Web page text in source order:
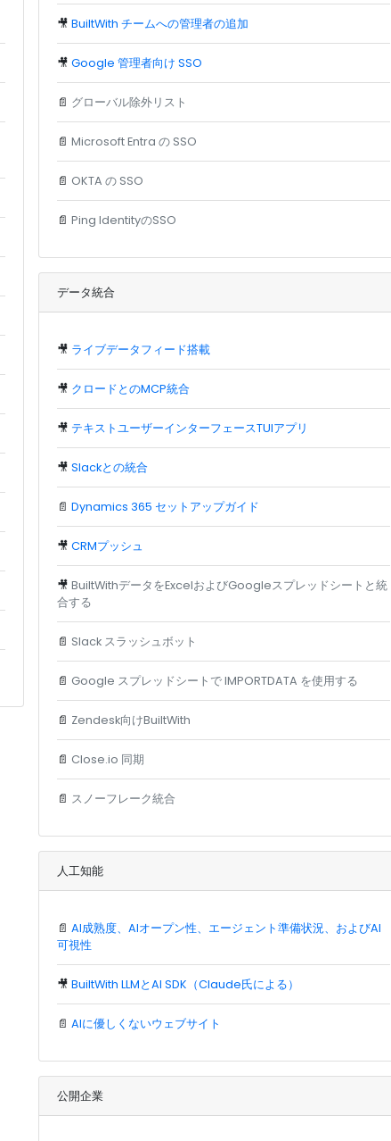
🎥BuiltWith チームへの管理者の追加
🎥Google 管理者向け SSO
📄 グローバル除外リスト
📄Microsoft Entra の SSO
📄 OKTA の SSO
📄Ping IdentityのSSO
データ統合
🎥 ライブデータフィード搭載
🎥 クロードとのMCP統合
🎥 テキストユーザーインターフェースTUIアプリ
🎥Slackとの統合
📄Dynamics 365 セットアップガイド
🎥CRMプッシュ
🎥BuiltWithデータをExcelおよびGoogleスプレッドシートと統
合する
📄 Slack スラッシュボット
📄 Google スプレッドシートで IMPORTDATA を使用する
📄 Zendesk向けBuiltWith
📄 Close.io 同期
📄 スノーフレーク統合
人工知能
📄AI成熟度、AIオープン性、エージェント準備状況、およびAI
可視性
🎥BuiltWith LLMとAI SDK（Claude氏による）
📄AIに優しくないウェブサイト
公開企業